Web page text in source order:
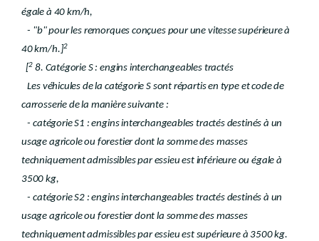
égale à 40 km/h,
- "b" pour les remorques conçues pour une vitesse supérieure à
40 km/h.]2
[2 8. Catégorie S : engins interchangeables tractés
Les véhicules de la catégorie S sont répartis en type et code de
carrosserie de la manière suivante :
- catégorie S1 : engins interchangeables tractés destinés à un
usage agricole ou forestier dont la somme des masses
techniquement admissibles par essieu est inférieure ou égale à
3500 kg,
- catégorie S2 : engins interchangeables tractés destinés à un
usage agricole ou forestier dont la somme des masses
techniquement admissibles par essieu est supérieure à 3500 kg.